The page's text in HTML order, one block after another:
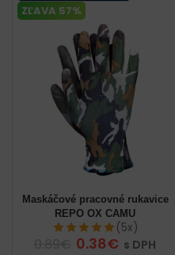
ZĽAVA 57%
Maskáčové pracovné rukavice
REPO OX CAMU
(5x)
0.38€ s DPH